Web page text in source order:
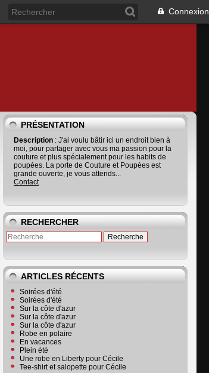
Connexion
PRÉSENTATION
Description : J'ai voulu bâtir ici un endroit bien à
moi, pour partager avec vous ma passion pour la
couture et plus spécialement pour les habits de
poupées. La porte de Couture et Poupées est
grande ouverte, je vous attends...
Contact
RECHERCHER
ARTICLES RÉCENTS
Soirées d'été
Soirées d'été
Sur la côte d'azur
Sur la côte d'azur
Sur la côte d'azur
Robe en polaire
En vacances
Plein été
Une robe en Liberty pour Cécile
Tee-shirt et salopette pour Cécile